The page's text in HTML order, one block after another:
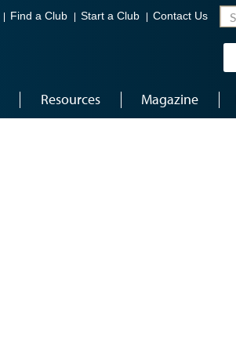
Find a Club Start a Club Contact Us
Resources Magazine